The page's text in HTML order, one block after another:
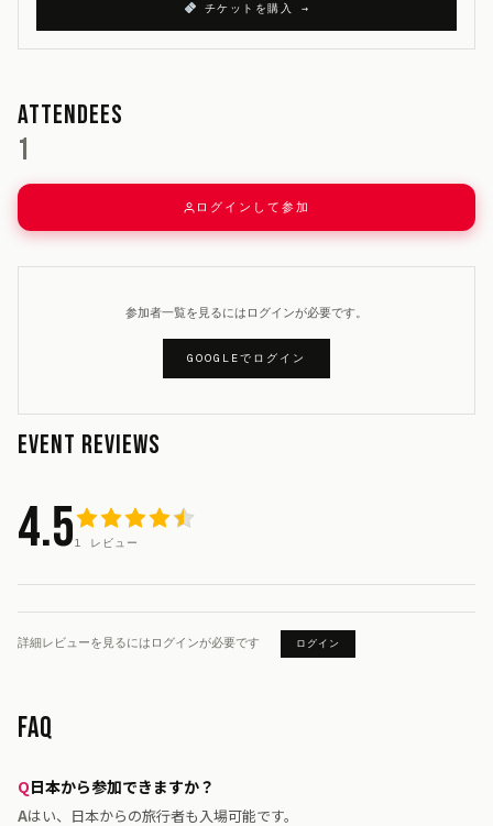
チケットを購入 →
Attendees
1
ログインして参加
参加者一覧を見るにはログインが必要です。
GOOGLEでログイン
EVENT REVIEWS
4.51 レビュー
詳細レビューを見るにはログインが必要です ログイン
FAQ
日本から参加できますか？
はい、日本からの旅行者も入場可能です。